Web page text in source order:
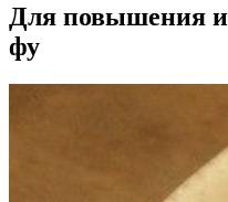
Для повышения
фу